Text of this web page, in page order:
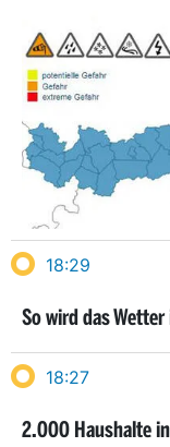
18:29
So wird das Wetter
18:27
2.000 Haushalte